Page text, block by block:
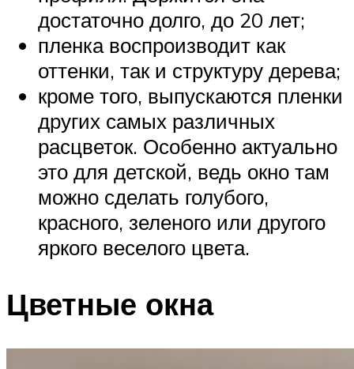
достаточно долго, до 20 лет;
пленка воспроизводит как
оттенки, так и структуру дерева;
кроме того, выпускаются пленки
других самых различных
расцветок. Особенно актуально
это для детской, ведь окно там
можно сделать голубого,
красного, зеленого или другого
яркого веселого цвета.
Цветные окна